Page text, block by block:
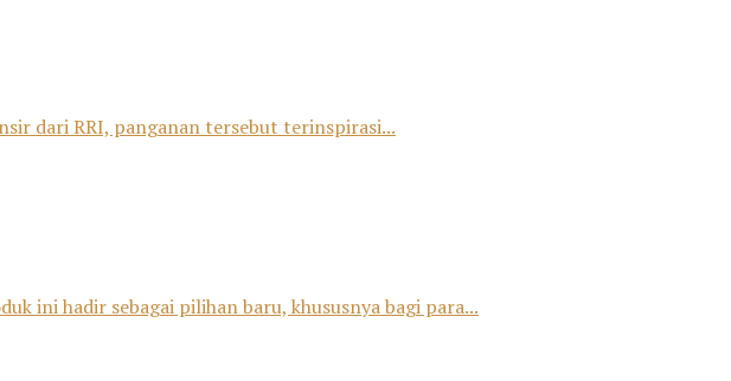
dari RRI, panganan tersebut terinspirasi...
ini hadir sebagai pilihan baru, khususnya bagi para...